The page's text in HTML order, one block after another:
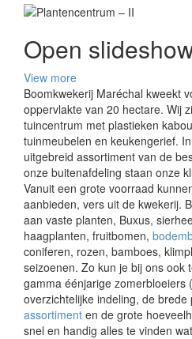
Open
View more
Boomkwekerij Maréchal kweekt
oppervlakte van 20 hectare. Wij
tuincentrum met plastieken
tuinmeubelen en keukengerief.
uitgebreid assortiment van de
onze buitenafdeling staan onze
Vanuit een grote voorraad
aanbieden, vers uit de kwekerij.
aan vaste planten, Buxus,
haagplanten, fruitbomen,
coniferen, rozen, bamboes,
seizoenen. Zo kun je bij ons ook
gamma éénjarige zomerbloeiers
overzichtelijke indeling, de brede
assortiment en de grote
snel en handig alles te vinden